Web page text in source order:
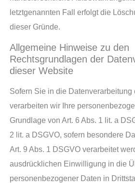
letztgenannten Fall erfolgt die
dieser Gründe.
Allgemeine Hinweise zu den
Rechtsgrundlagen der
dieser Website
Sofern Sie in die
verarbeiten wir Ihre
Grundlage von Art. 6 Abs. 1 lit. a
2 lit. a DSGVO, sofern besondere
Art. 9 Abs. 1 DSGVO verarbeitet
ausdrücklichen Einwilligung in die
personenbezogener Daten in